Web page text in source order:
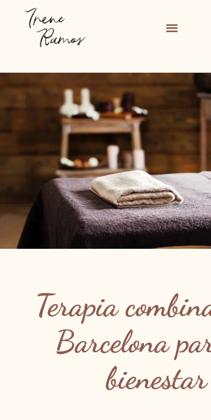
Terapia
Barcelona
bienestar